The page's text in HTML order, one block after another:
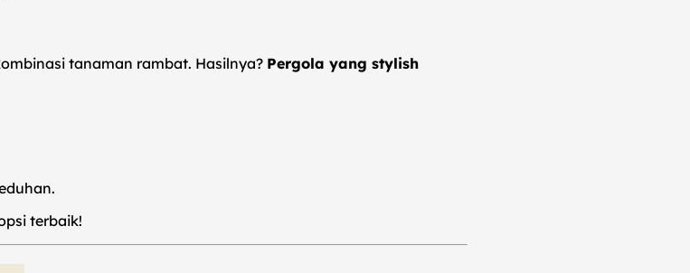
tanaman rambat. Hasilnya? Pergola yang stylish
terbaik!